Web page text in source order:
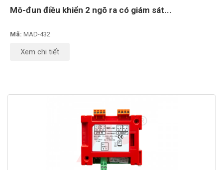
Mô-đun điều khiển 2 ngõ ra có giám sát...
Mã: MAD-432
Xem chi tiết